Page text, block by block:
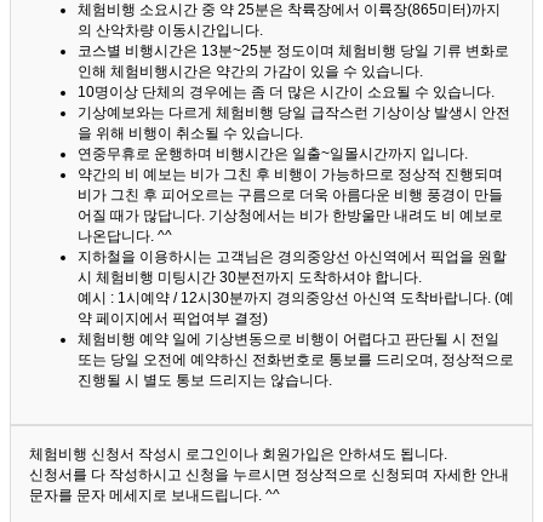
체험비행 소요시간 중 약 25분은 착륙장에서 이륙장(865미터)까지
의 산악차량 이동시간입니다.
코스별 비행시간은 13분~25분 정도이며 체험비행 당일 기류 변화로
인해 체험비행시간은 약간의 가감이 있을 수 있습니다.
10명이상 단체의 경우에는 좀 더 많은 시간이 소요될 수 있습니다.
기상예보와는 다르게 체험비행 당일 급작스런 기상이상 발생시 안전
을 위해 비행이 취소될 수 있습니다.
연중무휴로 운행하며 비행시간은 일출~일몰시간까지 입니다.
약간의 비 예보는 비가 그친 후 비행이 가능하므로 정상적 진행되며
비가 그친 후 피어오르는 구름으로 더욱 아름다운 비행 풍경이 만들
어질 때가 많답니다. 기상청에서는 비가 한방울만 내려도 비 예보로
나온답니다. ^^
지하철을 이용하시는 고객님은 경의중앙선 아신역에서 픽업을 원할
시 체험비행 미팅시간 30분전까지 도착하셔야 합니다.
예시 : 1시예약 / 12시30분까지 경의중앙선 아신역 도착바랍니다. (예
약 페이지에서 픽업여부 결정)
체험비행 예약 일에 기상변동으로 비행이 어렵다고 판단될 시 전일
또는 당일 오전에 예약하신 전화번호로 통보를 드리오며, 정상적으로
진행될 시 별도 통보 드리지는 않습니다.
체험비행 신청서 작성시 로그인이나 회원가입은 안하셔도 됩니다.
신청서를 다 작성하시고 신청을 누르시면 정상적으로 신청되며 자세한 안내
문자를 문자 메세지로 보내드립니다. ^^